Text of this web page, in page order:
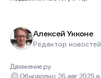
Алексей Укконе
Редактор новостей
Движение.ру
Обновлено: 26 авг 2025в